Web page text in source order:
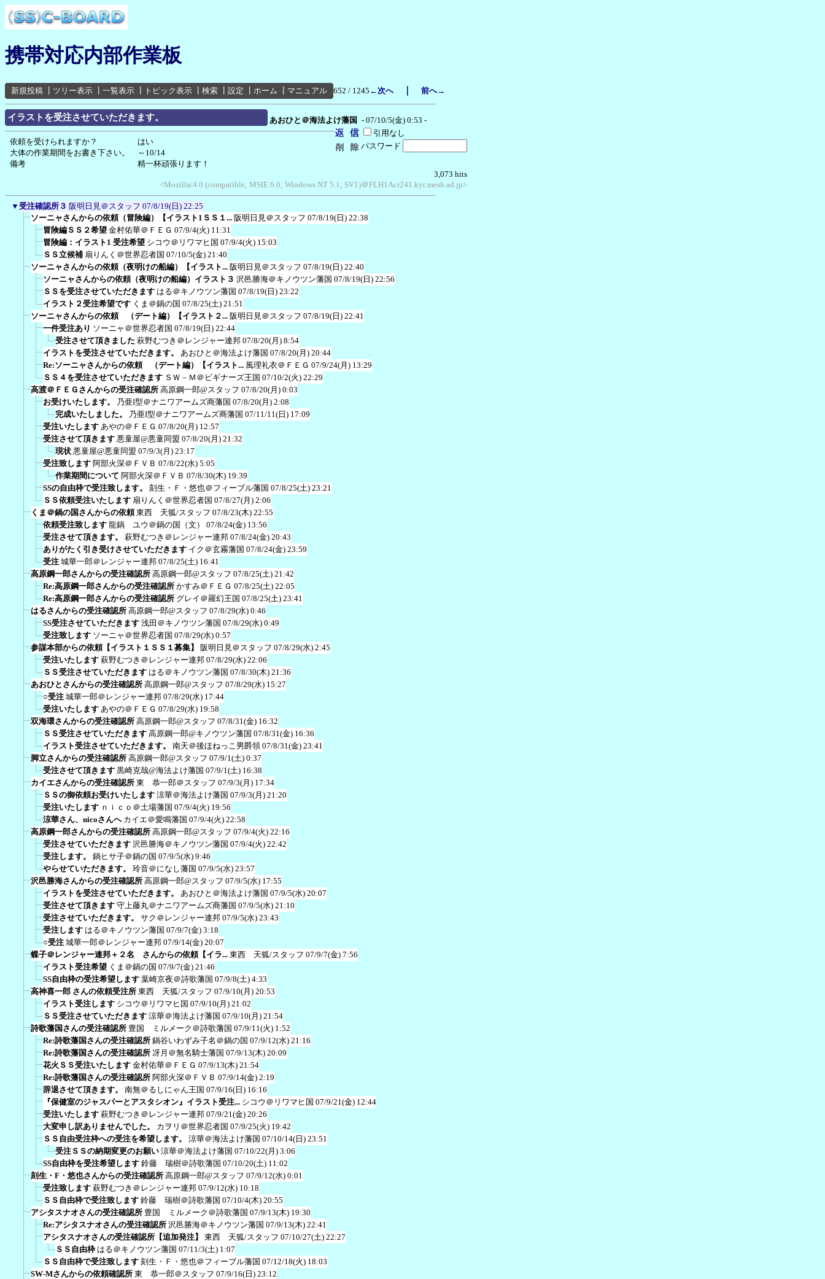
携帯対応内部作業板
新規投稿 ツリー表示 一覧表示 トピック表示 検索 設定 ホーム マニュアル 652 / 1245 ←次へ｜ 前へ→
イラストを受注させていただきます。 あおひと＠海法よけ藩国 - 07/10/5(金) 0:53 -
引用なし
パスワード
依頼を受けられますか？ はい
大体の作業期間をお書き下さい。 ～10/14
備考 精一杯頑張ります！
3,073 hits
<Mozilla/4.0 (compatible; MSIE 6.0; Windows NT 5.1; SV1)＠FLH1Acr241.kyt.mesh.ad.jp>
▼ 受注確認所３ 阪明日見＠スタッフ 07/8/19(日) 22:25
ソーニャさんからの依頼（冒険編）【イラスト1ＳＳ１... 阪明日見＠スタッフ 07/8/19(日) 22:38
冒険編ＳＳ２希望 金村佑華＠ＦＥＧ 07/9/4(火) 11:31
冒険編：イラスト1 受注希望 シコウ＠リワマヒ国 07/9/4(火) 15:03
ＳＳ立候補 扇りんく＠世界忍者国 07/10/5(金) 21:40
ソーニャさんからの依頼（夜明けの船編）【イラスト... 阪明日見＠スタッフ 07/8/19(日) 22:40
ソーニャさんからの依頼（夜明けの船編）イラスト３ 沢邑勝海＠キノウツン藩国 07/8/19(日) 22:56
ＳＳを受注させていただきます はる＠キノウツン藩国 07/8/19(日) 23:22
イラスト２受注希望です くま＠鍋の国 07/8/25(土) 21:51
ソーニャさんからの依頼 （デート編）【イラスト２... 阪明日見＠スタッフ 07/8/19(日) 22:41
一件受注あり ソーニャ＠世界忍者国 07/8/19(日) 22:44
受注させて頂きました 萩野むつき＠レンジャー連邦 07/8/20(月) 8:54
イラストを受注させていただきます。
あおひと＠海法よけ藩国 07/8/20(月) 20:44
Re:ソーニャさんからの依頼 （デート編）【イラスト... 風理礼衣＠ＦＥＧ 07/9/24(月) 13:29
ＳＳ４を受注させていただきます ＳＷ－Ｍ＠ビギナーズ王国 07/10/2(火) 22:29
高渡＠ＦＥＧさんからの受注確認所 高原鋼一郎@スタッフ 07/8/20(月) 0:03
お受けいたします。
乃亜I型＠ナニワアームズ商藩国 07/8/20(月) 2:08
完成いたしました。
乃亜I型＠ナニワアームズ商藩国 07/11/11(日) 17:09
受注いたします あやの＠ＦＥＧ 07/8/20(月) 12:57
受注させて頂きます 悪童屋@悪童同盟 07/8/20(月) 21:32
現状 悪童屋@悪童同盟 07/9/3(月) 23:17
受注致します 阿部火深＠ＦＶＢ 07/8/22(水) 5:05
作業期間について 阿部火深＠ＦＶＢ 07/8/30(木) 19:39
SSの自由枠で受注致します。
刻生・Ｆ・悠也＠フィーブル藩国 07/8/25(土) 23:21
ＳＳ依頼受注いたします 扇りんく＠世界忍者国 07/8/27(月) 2:06
くま＠鍋の国さんからの依頼 東西 天狐/スタッフ 07/8/23(木) 22:55
依頼受注致します 龍鍋 ユウ＠鍋の国（文）
07/8/24(金) 13:56
受注させて頂きます。
萩野むつき＠レンジャー連邦 07/8/24(金) 20:43
ありがたく引き受けさせていただきます イク＠玄霧藩国 07/8/24(金) 23:59
受注 城華一郎＠レンジャー連邦 07/8/25(土) 16:41
高原鋼一郎さんからの受注確認所 高原鋼一郎@スタッフ 07/8/25(土) 21:42
Re:高原鋼一郎さんからの受注確認所 かすみ＠ＦＥＧ 07/8/25(土) 22:05
Re:高原鋼一郎さんからの受注確認所 グレイ＠羅幻王国 07/8/25(土) 23:41
はるさんからの受注確認所 高原鋼一郎@スタッフ 07/8/29(水) 0:46
SS受注させていただきます 浅田＠キノウツン藩国 07/8/29(水) 0:49
受注致します ソーニャ＠世界忍者国 07/8/29(水) 0:57
参謀本部からの依頼【イラスト１ＳＳ１募集】
阪明日見＠スタッフ 07/8/29(水) 2:45
受注いたします 萩野むつき＠レンジャー連邦 07/8/29(水) 22:06
ＳＳ受注させていただきます はる＠キノウツン藩国 07/8/30(木) 21:36
あおひとさんからの受注確認所 高原鋼一郎@スタッフ 07/8/29(水) 15:27
○受注 城華一郎＠レンジャー連邦 07/8/29(水) 17:44
受注いたします あやの＠ＦＥＧ 07/8/29(水) 19:58
双海環さんからの受注確認所 高原鋼一郎@スタッフ 07/8/31(金) 16:32
ＳＳ受注させていただきます 高原鋼一郎@キノウツン藩国 07/8/31(金) 16:36
イラスト受注させていただきます。
南天＠後ほねっこ男爵領 07/8/31(金) 23:41
脚立さんからの受注確認所 高原鋼一郎@スタッフ 07/9/1(土) 0:37
受注させて頂きます 黒崎克哉@海法よけ藩国 07/9/1(土) 16:38
カイエさんからの受注確認所 東 恭一郎＠スタッフ 07/9/3(月) 17:34
ＳＳの御依頼お受けいたします 涼華＠海法よけ藩国 07/9/3(月) 21:20
受注いたします ｎｉｃｏ＠土場藩国 07/9/4(火) 19:56
涼華さん、nicoさんへ カイエ＠愛鳴藩国 07/9/4(火) 22:58
高原鋼一郎さんからの受注確認所 高原鋼一郎@スタッフ 07/9/4(火) 22:16
受注させていただきます 沢邑勝海＠キノウツン藩国 07/9/4(火) 22:42
受注します。
鍋ヒサ子＠鍋の国 07/9/5(水) 9:46
やらせていただきます。
玲音＠になし藩国 07/9/5(水) 23:57
沢邑勝海さんからの受注確認所 高原鋼一郎@スタッフ 07/9/5(水) 17:55
イラストを受注させていただきます。
あおひと＠海法よけ藩国 07/9/5(水) 20:07
受注させて頂きます 守上藤丸＠ナニワアームズ商藩国 07/9/5(水) 21:10
受注させていただきます。
サク＠レンジャー連邦 07/9/5(水) 23:43
受注します はる＠キノウツン藩国 07/9/7(金) 3:18
○受注 城華一郎＠レンジャー連邦 07/9/14(金) 20:07
蝶子＠レンジャー連邦＋２名 さんからの依頼【イラ... 東西 天狐/スタッフ 07/9/7(金) 7:56
イラスト受注希望 くま＠鍋の国 07/9/7(金) 21:46
SS自由枠の受注希望します 葉崎京夜＠詩歌藩国 07/9/8(土) 4:33
高神喜一郎 さんの依頼受注所 東西 天狐/スタッフ 07/9/10(月) 20:53
イラスト受注します シコウ＠リワマヒ国 07/9/10(月) 21:02
ＳＳ受注させていただきます 涼華＠海法よけ藩国 07/9/10(月) 21:54
詩歌藩国さんの受注確認所 豊国 ミルメーク＠詩歌藩国 07/9/11(火) 1:52
Re:詩歌藩国さんの受注確認所 鍋谷いわずみ子名＠鍋の国 07/9/12(水) 21:16
Re:詩歌藩国さんの受注確認所 冴月＠無名騎士藩国 07/9/13(木) 20:09
花火ＳＳ受注いたします 金村佑華＠ＦＥＧ 07/9/13(木) 21:54
Re:詩歌藩国さんの受注確認所 阿部火深＠ＦＶＢ 07/9/14(金) 2:19
辞退させて頂きます。
南無＠るしにゃん王国 07/9/16(日) 16:16
『保健室のジャスパーとアスタシオン』イラスト受注... シコウ＠リワマヒ国 07/9/21(金) 12:44
受注いたします 萩野むつき＠レンジャー連邦 07/9/21(金) 20:26
大変申し訳ありませんでした。
カヲリ＠世界忍者国 07/9/25(火) 19:42
ＳＳ自由受注枠への受注を希望します。
涼華＠海法よけ藩国 07/10/14(日) 23:51
受注ＳＳの納期変更のお願い 涼華＠海法よけ藩国 07/10/22(月) 3:06
SS自由枠を受注希望します 鈴藤 瑞樹＠詩歌藩国 07/10/20(土) 11:02
刻生・F・悠也さんからの受注確認所 高原鋼一郎@スタッフ 07/9/12(水) 0:01
受注致します 萩野むつき＠レンジャー連邦 07/9/12(水) 10:18
ＳＳ自由枠で受注致します 鈴藤 瑞樹＠詩歌藩国 07/10/4(木) 20:55
アシタスナオさんの受注確認所 豊国 ミルメーク＠詩歌藩国 07/9/13(木) 19:30
Re:アシタスナオさんの受注確認所 沢邑勝海＠キノウツン藩国 07/9/13(木) 22:41
アシタスナオさんの受注確認所【追加発注】
東西 天狐/スタッフ 07/10/27(土) 22:27
ＳＳ自由枠 はる＠キノウツン藩国 07/11/3(土) 1:07
ＳＳ自由枠で受注致します 刻生・Ｆ・悠也＠フィーブル藩国 07/12/18(火) 18:03
SW-Mさんからの依頼確認所 東 恭一郎＠スタッフ 07/9/16(日) 23:12